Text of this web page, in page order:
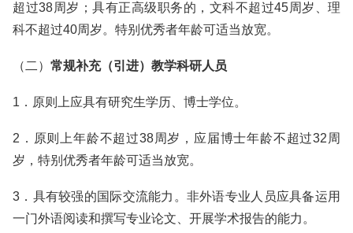
超过38周岁；具有正高级职务的，文科不超过45周岁、理
科不超过40周岁。特别优秀者年龄可适当放宽。
（二） 常规补充（引进）教学科研人员
1．原则上应具有研究生学历、博士学位。
2．原则上年龄不超过38周岁，应届博士年龄不超过32周
岁，特别优秀者年龄可适当放宽。
3．具有较强的国际交流能力。非外语专业人员应具备运用
一门外语阅读和撰写专业论文、开展学术报告的能力。